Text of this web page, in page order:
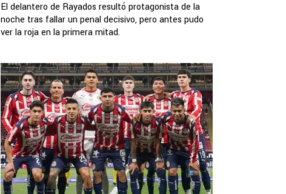
El delantero de Rayados resultó protagonista de la
noche tras fallar un penal decisivo, pero antes pudo
ver la roja en la primera mitad.